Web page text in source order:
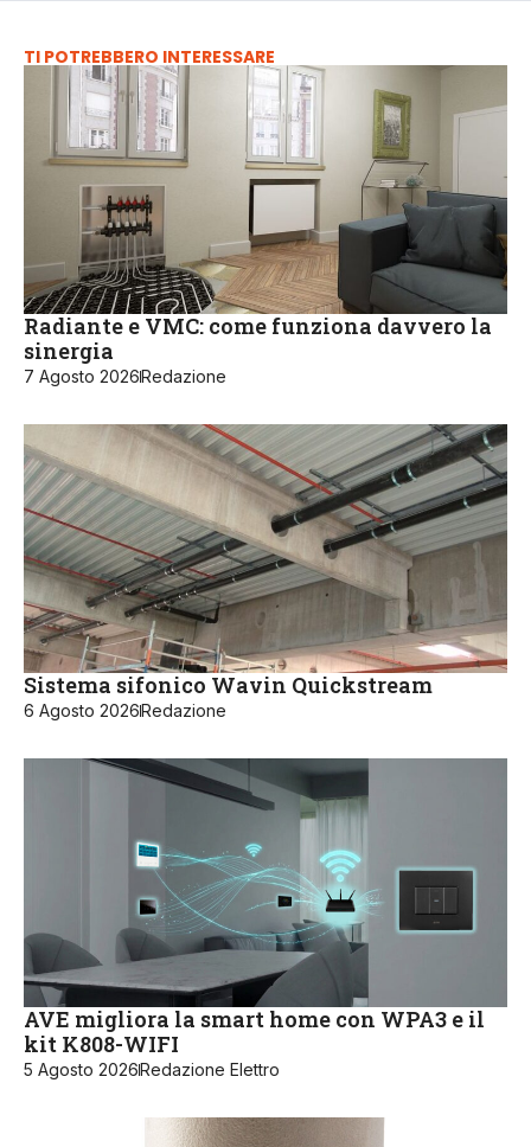
TI POTREBBERO INTERESSARE
Radiante e VMC: come funziona davvero la
sinergia
7 Agosto 2026Redazione
Sistema sifonico Wavin Quickstream
6 Agosto 2026Redazione
AVE migliora la smart home con WPA3 e il
kit K808-WIFI
5 Agosto 2026Redazione Elettro